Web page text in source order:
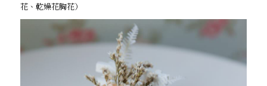
花、乾燥花胸花）